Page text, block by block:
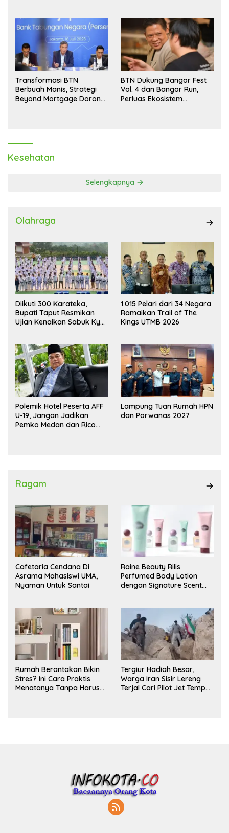
Transformasi BTN
Berbuah Manis, Strategi
Beyond Mortgage Dorong
BTN Dukung Bangor Fest
Vol. 4 dan Bangor Run,
Perluas Ekosistem
Kesehatan
Selengkapnya
Olahraga
Diikuti 300 Karateka,
Bupati Taput Resmikan
Ujian Kenaikan Sabuk Kyu
1.015 Pelari dari 34 Negara
Ramaikan Trail of The
Kings UTMB 2026
Polemik Hotel Peserta AFF
U-19, Jangan Jadikan
Pemko Medan dan Rico
Lampung Tuan Rumah HPN
dan Porwanas 2027
Ragam
Cafetaria Cendana Di
Asrama Mahasiswi UMA,
Nyaman Untuk Santai
Raine Beauty Rilis
Perfumed Body Lotion
dengan Signature Scent
Rumah Berantakan Bikin
Stres? Ini Cara Praktis
Menatanya Tanpa Harus
Tergiur Hadiah Besar,
Warga Iran Sisir Lereng
Terjal Cari Pilot Jet Tempur